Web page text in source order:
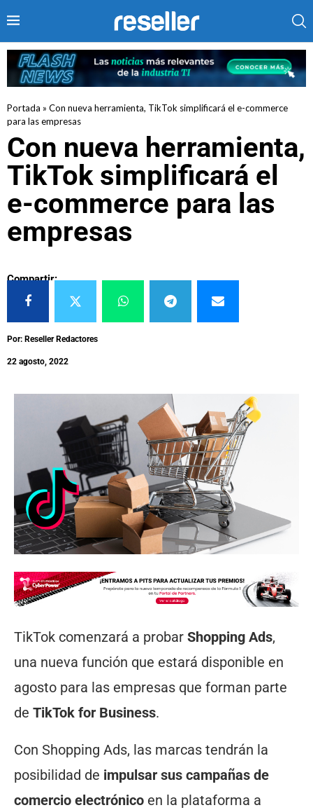
Portada » Con nueva herramienta, TikTok simplificará el e-commerce
para las empresas
Con nueva herramienta,
TikTok simplificará el
e-commerce para las
empresas
Compartir:
Por: Reseller Redactores
22 agosto, 2022
TikTok comenzará a probar Shopping Ads,
una nueva función que estará disponible en
agosto para las empresas que forman parte
de TikTok for Business.
Con Shopping Ads, las marcas tendrán la
posibilidad de impulsar sus campañas de
comercio electrónico en la plataforma a